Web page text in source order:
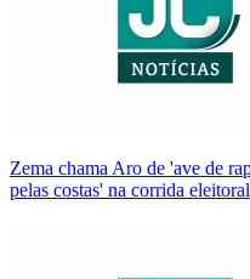
Zema chama Aro de 'ave de
pelas costas' na corrida eleitoral